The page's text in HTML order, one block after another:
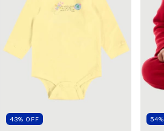
43% OFF 54%